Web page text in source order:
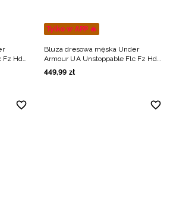
Fz Hd
Tylko w APP 🔥
Bluza dresowa męska Under
Armour UA Unstoppable Flc Fz Hd
Eu - szara
449,99 zł